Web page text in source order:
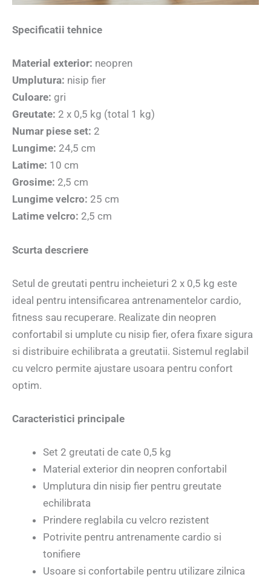
Specificatii tehnice
Material exterior: neopren
Umplutura: nisip fier
Culoare: gri
Greutate: 2 x 0,5 kg (total 1 kg)
Numar piese set: 2
Lungime: 24,5 cm
Latime: 10 cm
Grosime: 2,5 cm
Lungime velcro: 25 cm
Latime velcro: 2,5 cm
Scurta descriere
Setul de greutati pentru incheieturi 2 x 0,5 kg este
ideal pentru intensificarea antrenamentelor cardio,
fitness sau recuperare. Realizate din neopren
confortabil si umplute cu nisip fier, ofera fixare sigura
si distribuire echilibrata a greutatii. Sistemul reglabil
cu velcro permite ajustare usoara pentru confort
optim.
Caracteristici principale
Set 2 greutati de cate 0,5 kg
Material exterior din neopren confortabil
Umplutura din nisip fier pentru greutate
echilibrata
Prindere reglabila cu velcro rezistent
Potrivite pentru antrenamente cardio si
tonifiere
Usoare si confortabile pentru utilizare zilnica